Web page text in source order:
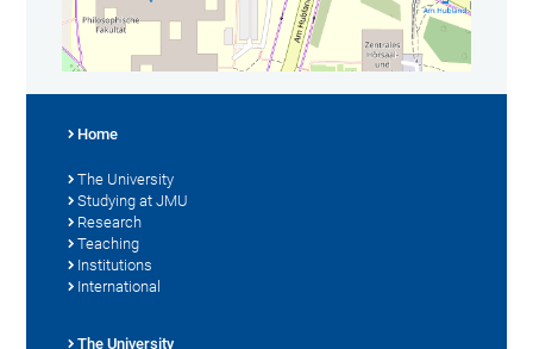
Home
The University
Studying at JMU
Research
Teaching
Institutions
International
The University